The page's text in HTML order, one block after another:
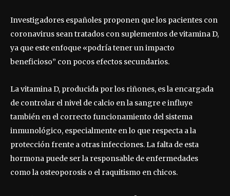
Investigadores españoles proponen que los pacientes con
coronavirus sean tratados con suplementos de vitamina D,
ya que este enfoque «podría tener un impacto
beneficioso” con pocos efectos secundarios.
La vitamina D, producida por los riñones, es la encargada
de controlar el nivel de calcio en la sangre e influye
también en el correcto funcionamiento del sistema
inmunológico, especialmente en lo que respecta a la
protección frente a otras infecciones. La falta de esta
hormona puede ser la responsable de enfermedades
como la osteoporosis o el raquitismo en chicos.